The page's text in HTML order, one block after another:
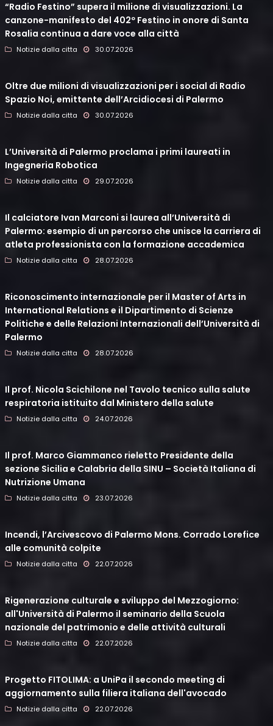
“Radio Festino” supera il milione di visualizzazioni. La
canzone-manifesto del 402º Festino in onore di Santa
Rosalia continua a dare voce alla città
Notizie dalla citta 30.07.2026
Oltre due milioni di visualizzazioni per i social di Radio
Spazio Noi, emittente dell’Arcidiocesi di Palermo
Notizie dalla citta 30.07.2026
L’Università di Palermo proclama i primi laureati in
Ingegneria Robotica
Notizie dalla citta 29.07.2026
Il calciatore Ivan Marconi si laurea all’Università di
Palermo: esempio di un percorso che unisce la carriera di
atleta professionista con la formazione accademica
Notizie dalla citta 28.07.2026
Riconoscimento internazionale per il Master of Arts in
International Relations e il Dipartimento di Scienze
Politiche e delle Relazioni Internazionali dell’Università di
Palermo
Notizie dalla citta 28.07.2026
Il prof. Nicola Scichilone nel Tavolo tecnico sulla salute
respiratoria istituito dal Ministero della salute
Notizie dalla citta 24.07.2026
Il prof. Marco Giammanco rieletto Presidente della
sezione Sicilia e Calabria della SINU – Società Italiana di
Nutrizione Umana
Notizie dalla citta 23.07.2026
Incendi, l’Arcivescovo di Palermo Mons. Corrado Lorefice
alle comunità colpite
Notizie dalla citta 22.07.2026
Rigenerazione culturale e sviluppo del Mezzogiorno:
all'Università di Palermo il seminario della Scuola
nazionale del patrimonio e delle attività culturali
Notizie dalla citta 22.07.2026
Progetto FITOLIMA: a UniPa il secondo meeting di
aggiornamento sulla filiera italiana dell'avocado
Notizie dalla citta 22.07.2026